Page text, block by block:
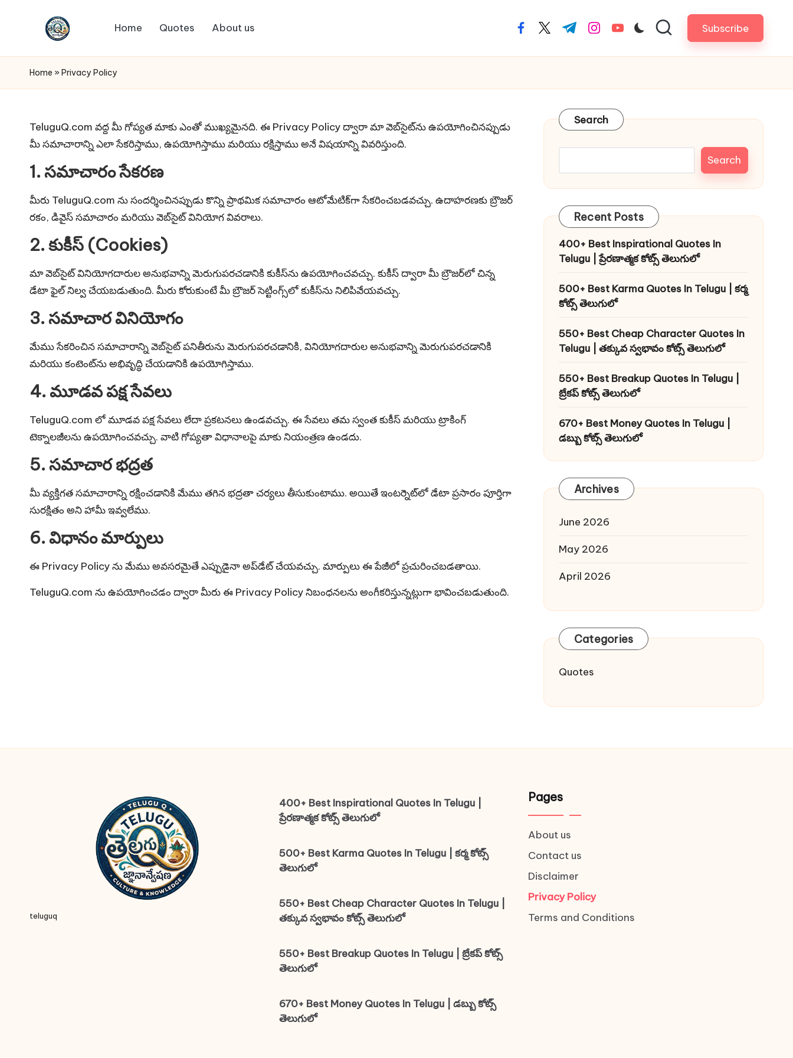
T
el
g
u
Q
u
o
t
e
s
Quotes
Home Quotes About us facebook.com
twitter.com
t.me instagram.com
youtube.com Subscribe
Home » Privacy Policy
TeluguQ.com వద్ద మీ గోప్యత మాకు ఎంతో ముఖ్యమైనది. ఈ Privacy Policy ద్వారా మా వెబ్‌సైట్‌ను ఉపయోగించినప్పుడు
మీ సమాచారాన్ని ఎలా సేకరిస్తాము, ఉపయోగిస్తాము మరియు రక్షిస్తాము అనే విషయాన్ని వివరిస్తుంది.
1. సమాచారం సేకరణ
మీరు TeluguQ.com ను సందర్శించినప్పుడు కొన్ని ప్రాథమిక సమాచారం ఆటోమేటిక్‌గా సేకరించబడవచ్చు. ఉదాహరణకు బ్రౌజర్
రకం, డివైస్ సమాచారం మరియు వెబ్‌సైట్ వినియోగ వివరాలు.
2. కుకీస్ (Cookies)
మా వెబ్‌సైట్ వినియోగదారుల అనుభవాన్ని మెరుగుపరచడానికి కుకీస్‌ను ఉపయోగించవచ్చు. కుకీస్ ద్వారా మీ బ్రౌజర్‌లో చిన్న
డేటా ఫైల్ నిల్వ చేయబడుతుంది. మీరు కోరుకుంటే మీ బ్రౌజర్ సెట్టింగ్స్‌లో కుకీస్‌ను నిలిపివేయవచ్చు.
3. సమాచార వినియోగం
మేము సేకరించిన సమాచారాన్ని వెబ్‌సైట్ పనితీరును మెరుగుపరచడానికి, వినియోగదారుల అనుభవాన్ని మెరుగుపరచడానికి
మరియు కంటెంట్‌ను అభివృద్ధి చేయడానికి ఉపయోగిస్తాము.
4. మూడవ పక్ష సేవలు
TeluguQ.com లో మూడవ పక్ష సేవలు లేదా ప్రకటనలు ఉండవచ్చు. ఈ సేవలు తమ స్వంత కుకీస్ మరియు ట్రాకింగ్
టెక్నాలజీలను ఉపయోగించవచ్చు. వాటి గోప్యతా విధానాలపై మాకు నియంత్రణ ఉండదు.
5. సమాచార భద్రత
మీ వ్యక్తిగత సమాచారాన్ని రక్షించడానికి మేము తగిన భద్రతా చర్యలు తీసుకుంటాము. అయితే ఇంటర్నెట్‌లో డేటా ప్రసారం పూర్తిగా
సురక్షితం అని హామీ ఇవ్వలేము.
6. విధానం మార్పులు
ఈ Privacy Policy ను మేము అవసరమైతే ఎప్పుడైనా అప్‌డేట్ చేయవచ్చు. మార్పులు ఈ పేజీలో ప్రచురించబడతాయి.
TeluguQ.com ను ఉపయోగించడం ద్వారా మీరు ఈ Privacy Policy నిబంధనలను అంగీకరిస్తున్నట్లుగా భావించబడుతుంది.
Search
Search
Recent Posts
400+ Best Inspirational Quotes In
Telugu | ప్రేరణాత్మక కోట్స్ తెలుగులో
500+ Best Karma Quotes In Telugu | కర్మ
కోట్స్ తెలుగులో
550+ Best Cheap Character Quotes In
Telugu | తక్కువ స్వభావం కోట్స్ తెలుగులో
550+ Best Breakup Quotes In Telugu |
బ్రేకప్ కోట్స్ తెలుగులో
670+ Best Money Quotes In Telugu |
డబ్బు కోట్స్ తెలుగులో
Archives
June 2026
May 2026
April 2026
Categories
Quotes
teluguq
400+ Best Inspirational Quotes In Telugu |
ప్రేరణాత్మక కోట్స్ తెలుగులో
500+ Best Karma Quotes In Telugu | కర్మ కోట్స్
తెలుగులో
550+ Best Cheap Character Quotes In Telugu |
తక్కువ స్వభావం కోట్స్ తెలుగులో
550+ Best Breakup Quotes In Telugu | బ్రేకప్ కోట్స్
తెలుగులో
670+ Best Money Quotes In Telugu | డబ్బు కోట్స్
తెలుగులో
Pages
About us
Contact us
Disclaimer
Privacy Policy
Terms and Conditions